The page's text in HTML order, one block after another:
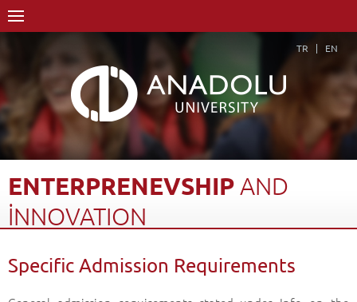
TR EN
ENTERPRENEVSHIPAND
İNNOVATION
Graduate School
Department of Economics
Specific Admission Requirements